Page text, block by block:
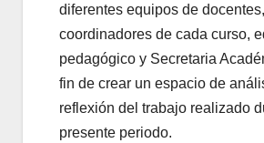
diferentes equipos de docentes,
coordinadores de cada curso,
pedagógico y Secretaria
fin de crear un espacio de
reflexión del trabajo realizado
presente periodo.